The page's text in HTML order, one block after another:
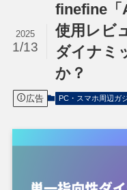
finefine「
使用レビ
ダイナミ
か？
2025
1/13
広告 PC・スマホ周辺ガ